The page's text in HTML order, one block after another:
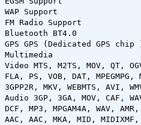
WAP Support
FM Radio Support
Bluetooth BT4.0
GPS GPS (Dedicated GPS chip
Multimedia
Video MTS, M2TS, MOV, QT,
FLA, PS, VOB, DAT, MPEGMPG,
3GPP2R, MKV, WEBMTS, AVI,
Audio 3GP, 3GA, MOV, CAF,
DCF, MP3, MPGAM4A, WAV,
AAC, AAC, MKA, MID,